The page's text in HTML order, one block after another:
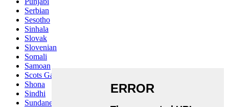
Serbian
Sesotho
Sinhala
Slovak
Slovenian
Somali
Samoan
Scots Gaelic
Shona
Sindhi
Sundanese